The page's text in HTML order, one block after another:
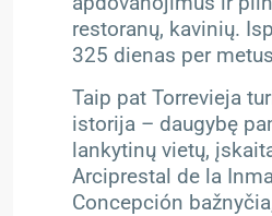
restoranų, kavinių.
325 dienas per
Taip pat Torrevieja
istorija – daugybę
lankytinų vietų,
Arciprestal de la
Concepción